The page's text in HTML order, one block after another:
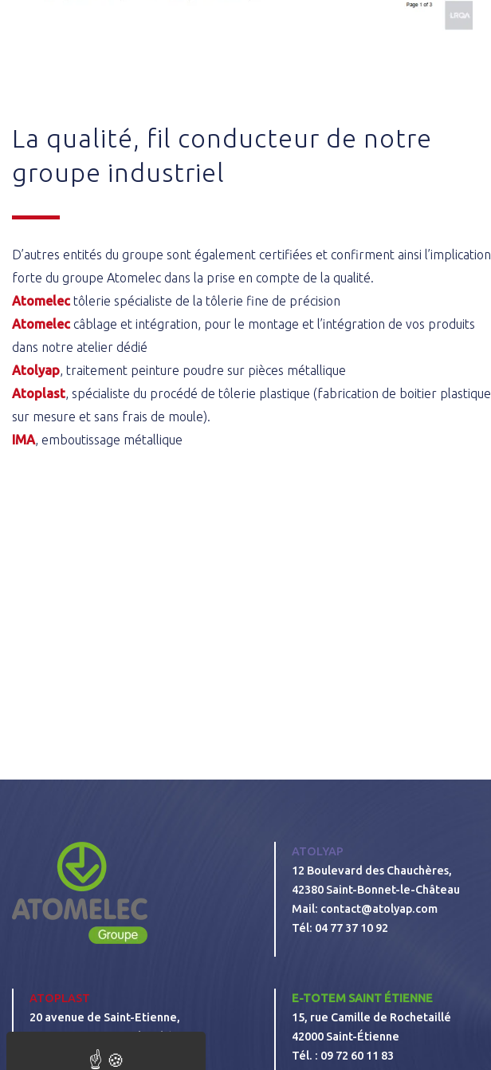
La qualité, fil conducteur de notre
groupe industriel
D’autres entités du groupe sont également certifiées et confirment ainsi l’implication
forte du groupe Atomelec dans la prise en compte de la qualité.
Atomelec tôlerie spécialiste de la tôlerie fine de précision
Atomelec câblage et intégration, pour le montage et l’intégration de vos produits
dans notre atelier dédié
Atolyap, traitement peinture poudre sur pièces métallique
Atoplast, spécialiste du procédé de tôlerie plastique (fabrication de boitier plastique
sur mesure et sans frais de moule).
IMA, emboutissage métallique
ATOLYAP
12 Boulevard des Chauchères,
42380 Saint-Bonnet-le-Château
Mail: contact@atolyap.com
Tél: 04 77 37 10 92
ATOPLAST
20 avenue de Saint-Etienne,
atoplast@atoplast.fr
E-TOTEM SAINT ÉTIENNE
15, rue Camille de Rochetaillé
42000 Saint-Étienne
Tél. : 09 72 60 11 83